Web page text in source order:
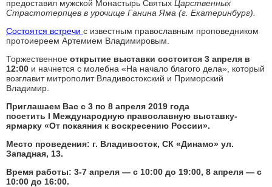
предоставил мужской Монастырь Святых Царственных
Страстотерпцев в урочище Ганина Яма (г. Екатеринбург).
Состоятся встречи с известным православным проповедником
протоиереем Артемием Владимировым.
Торжественное открытие выставки состоится 3 апреля в
12:00 и начнется с молебна «На начало благого дела», который
возглавит митрополит Владивостокский и Приморский
Владимир.
Приглашаем Вас с 3 по 8 апреля 2019 года
посетить I Международную православную выставку-
ярмарку «От покаяния к воскресению России».
Место проведения: г. Владивосток, СК «Динамо» ул.
Западная, 13.
Время работы: 3-7 апреля — с 10:00 до 19:00, 8 апреля — с
10:00 до 16:00.